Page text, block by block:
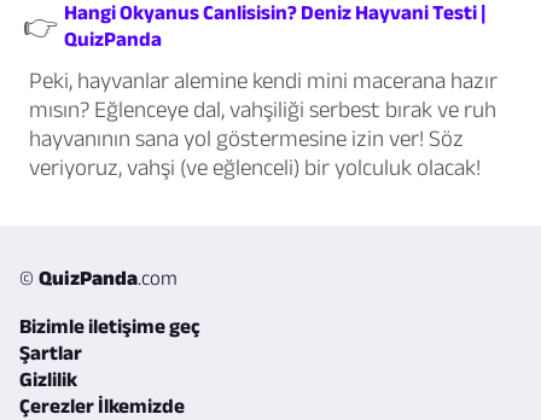
👉 Hangi Okyanus Canlisisin? Deniz Hayvani Testi |
QuizPanda
Peki, hayvanlar alemine kendi mini macerana hazır
mısın? Eğlenceye dal, vahşiliği serbest bırak ve ruh
hayvanının sana yol göstermesine izin ver! Söz
veriyoruz, vahşi (ve eğlenceli) bir yolculuk olacak!
© QuizPanda.com
Bizimle iletişime geç
Şartlar
Gizlilik
Çerezler İlkemizde